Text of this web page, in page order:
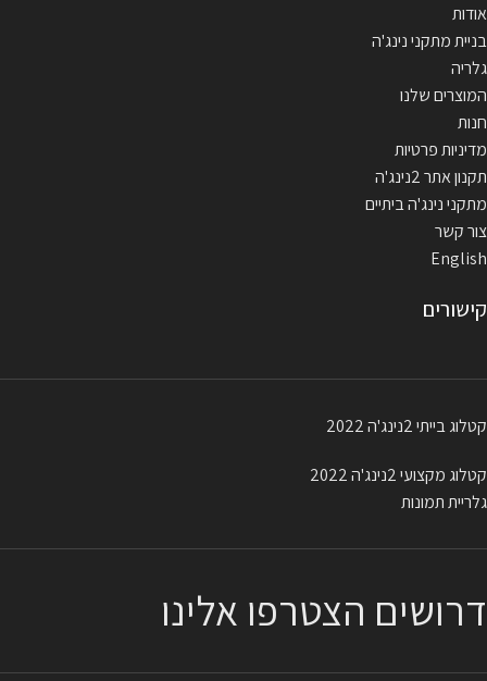
אודות
בניית מתקני נינג'ה
גלריה
המוצרים שלנו
חנות
מדיניות פרטיות
תקנון אתר 2נינג'ה
מתקני נינג'ה ביתיים
צור קשר
English
קישורים
קטלוג בייתי 2נינג'ה 2022
קטלוג מקצועי 2נינג'ה 2022
גלריית תמונות
דרושים הצטרפו אלינו